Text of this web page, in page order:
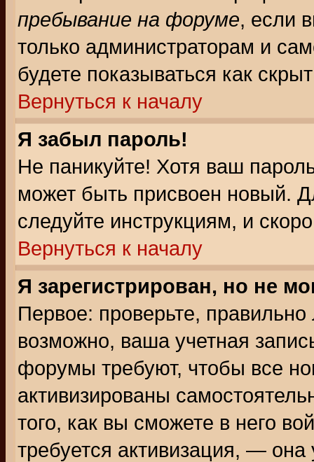
пребывание на форуме, если
только администраторам и
будете показываться как
Вернуться к началу
Я забыл пароль!
Не паникуйте! Хотя ваш
может быть присвоен новый.
следуйте инструкциям, и
Вернуться к началу
Я зарегистрирован, но не
Первое: проверьте,
возможно, ваша учетная
форумы требуют, чтобы все
активизированы
того, как вы сможете в него
требуется активизация, —